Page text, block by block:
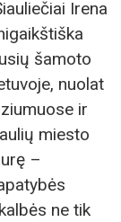
Irena
šamoto
nuolat
ir
miesto
–
ne tik